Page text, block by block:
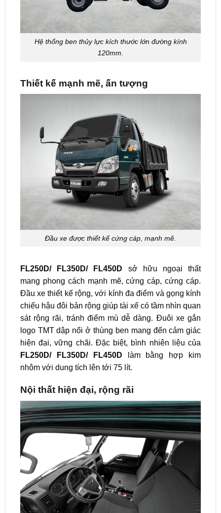
Hệ thống ben thủy lực kích thước lớn đường kính
120mm.
Thiết kế mạnh mẽ, ấn tượng
Đầu xe được thiết kế cứng cáp, mạnh mẽ.
FL250D/ FL350D/ FL450D sở hữu ngoại thất
mang phong cách mạnh mẽ, cứng cáp, cứng cáp.
Đầu xe thiết kế rộng, với kính đa điểm và gọng kính
chiếu hậu đôi bản rộng giúp tài xế có tầm nhìn quan
sát rộng rãi, tránh điểm mù dễ dàng. Đuôi xe gắn
logo TMT dập nổi ở thùng ben mang đến cảm giác
hiện đại, vững chãi. Đặc biệt, bình nhiên liệu của
FL250D/ FL350D/ FL450D làm bằng hợp kim
nhôm với dung tích lên tới 75 lít.
Nội thất hiện đại, rộng rãi